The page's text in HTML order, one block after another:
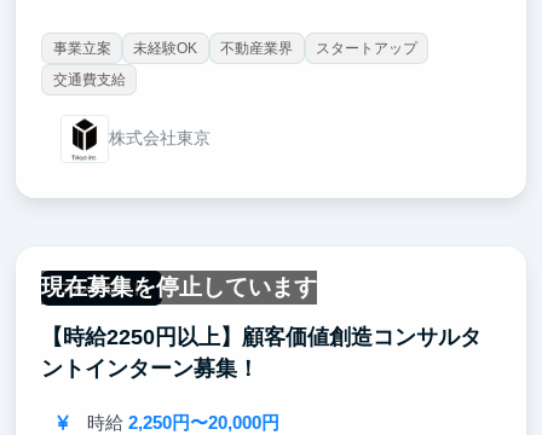
事業立案 未経験OK 不動産業界
スタートアップ
交通費支給
株式会社東京
現在募集を停止しています
フルリモート
【時給2250円以上】顧客価値創造コンサルタ
ントインターン募集！
時給 2,250円〜20,000円